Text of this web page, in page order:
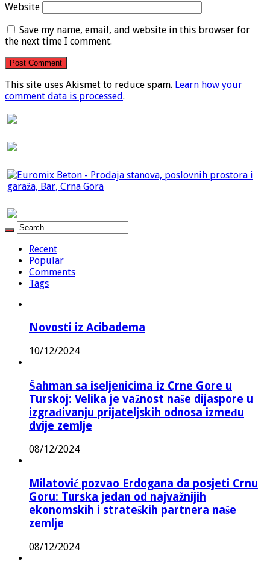
Website
Save my name, email, and website in this browser for
the next time I comment.
This site uses Akismet to reduce spam. Learn how your
comment data is processed.
Recent
Popular
Comments
Tags
Novosti iz Acibadema
10/12/2024
Šahman sa iseljenicima iz Crne Gore u
Turskoj: Velika je važnost naše dijaspore u
izgrađivanju prijateljskih odnosa između
dvije zemlje
08/12/2024
Milatović pozvao Erdogana da posjeti Crnu
Goru: Turska jedan od najvažnijih
ekonomskih i strateških partnera naše
zemlje
08/12/2024